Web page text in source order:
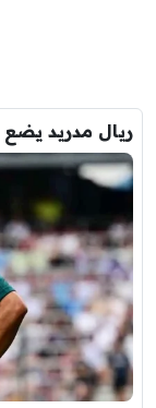
ريال مدريد يضع 3 بدائل لـ رودري أمام مورينيو